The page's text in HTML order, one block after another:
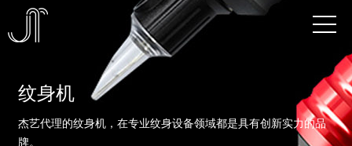
纹身机
杰艺代理的纹身机，在专业纹身设备领域都是具有创新实力的品
牌。